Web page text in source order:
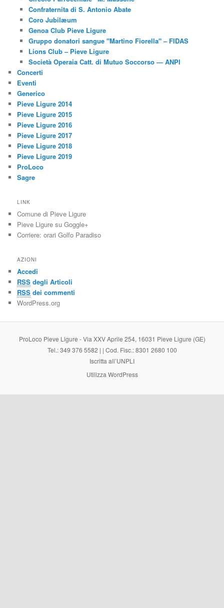
Confraternita di S. Antonio Abate
Coro Jubilæum
Genoa Club Pieve Ligure
Gruppo donatori sangue "Martino Fiorella" – FIDAS
Lions Club – Pieve Ligure
Società Operaia Catt. di Mutuo Soccorso — ANPI
Concerti
Eventi
Generico
Pieve Ligure 2014
Pieve Ligure 2015
Pieve Ligure 2016
Pieve Ligure 2017
Pieve Ligure 2018
Pieve Ligure 2019
ProLoco
Sagre
LINK
Comune di Pieve Ligure
Pieve Ligure su Goggle+
Corriere: orari Golfo Paradiso
AZIONI
Accedi
RSS degli Articoli
RSS dei commenti
WordPress.org
ProLoco Pieve Ligure - Via XXV Aprile 254, 16031 Pieve Ligure (GE)
Tel.: 349 376 5582 | | Cod. Fisc.: 8301 2680 100
Iscritta all’UNPLI
Utilizza WordPress